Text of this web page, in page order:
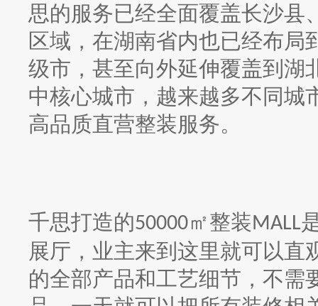
思的服务已经全面覆盖长沙县
区域，在湖南省内也已经布局
级市，甚至向外延伸覆盖到湖
中核心城市，越来越多不同城
高品质直营整装服务。
千思打造的50000㎡整装MALL
展厅，业主来到这里就可以直
的全部产品和工艺细节，不需